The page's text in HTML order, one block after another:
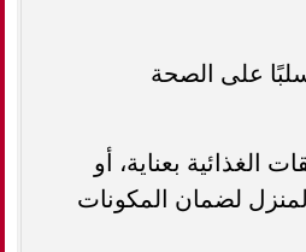
على الصحة
الغذائية بعناية، أو
لضمان المكونات